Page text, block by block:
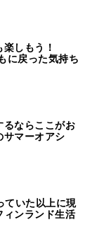
しもう！
に戻った気持ち
るならここがお
マーオアシ
いた以上に現
ィンランド生活